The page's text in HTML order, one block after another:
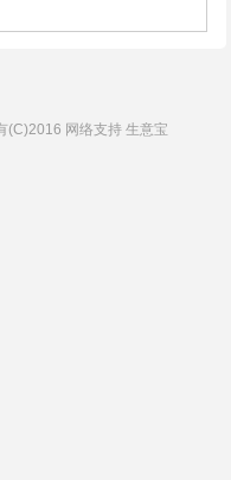
(C)2016 网络支持 生意宝